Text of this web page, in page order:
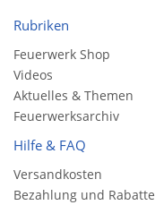
Rubriken
Feuerwerk Shop
Videos
Aktuelles & Themen
Feuerwerksarchiv
Hilfe & FAQ
Versandkosten
Bezahlung und Rabatte